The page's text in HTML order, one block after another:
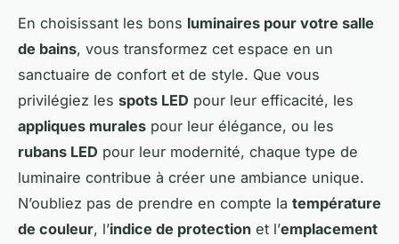
En choisissant les bons luminaires pour votre salle
de bains, vous transformez cet espace en un
sanctuaire de confort et de style. Que vous
privilégiez les spots LED pour leur efficacité, les
appliques murales pour leur élégance, ou les
rubans LED pour leur modernité, chaque type de
luminaire contribue à créer une ambiance unique.
N’oubliez pas de prendre en compte la température
de couleur, l’indice de protection et l’emplacement